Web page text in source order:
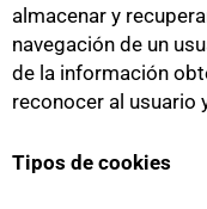
almacenar y
navegación de un
de la información
reconocer al usuario
Tipos de cookies